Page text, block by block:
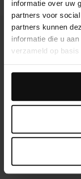
informatie over uw
partners voor
partners kunnen
informatie die u
verzameld op
Daarnaast werken
advertentie- en
hoe Google uw
167.99
- 60%